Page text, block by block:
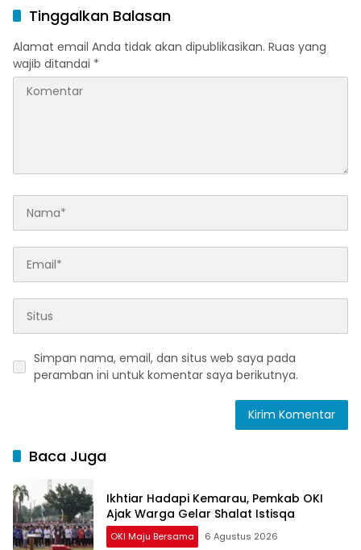
Tinggalkan Balasan
Alamat email Anda tidak akan dipublikasikan. Ruas yang
wajib ditandai *
Simpan nama, email, dan situs web saya pada
peramban ini untuk komentar saya berikutnya.
Baca Juga
Ikhtiar Hadapi Kemarau, Pemkab OKI
Ajak Warga Gelar Shalat Istisqa
OKI Maju Bersama 6 Agustus 2026